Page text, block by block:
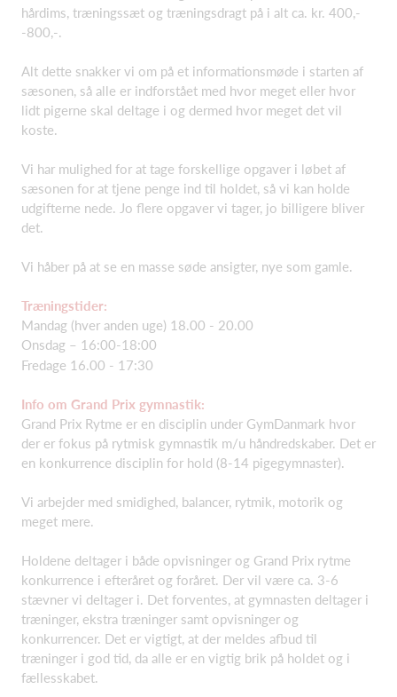
hårdims, træningssæt og træningsdragt på i alt ca. kr. 400,-
-800,-.
Alt dette snakker vi om på et informationsmøde i starten af
sæsonen, så alle er indforstået med hvor meget eller hvor
lidt pigerne skal deltage i og dermed hvor meget det vil
koste.
Vi har mulighed for at tage forskellige opgaver i løbet af
sæsonen for at tjene penge ind til holdet, så vi kan holde
udgifterne nede. Jo flere opgaver vi tager, jo billigere bliver
det.
Vi håber på at se en masse søde ansigter, nye som gamle.
Træningstider:
Mandag (hver anden uge) 18.00 - 20.00
Onsdag – 16:00-18:00
Fredage 16.00 - 17:30
Info om Grand Prix gymnastik:
Grand Prix Rytme er en disciplin under GymDanmark hvor
der er fokus på rytmisk gymnastik m/u håndredskaber. Det er
en konkurrence disciplin for hold (8-14 pigegymnaster).
Vi arbejder med smidighed, balancer, rytmik, motorik og
meget mere.
Holdene deltager i både opvisninger og Grand Prix rytme
konkurrence i efteråret og foråret. Der vil være ca. 3-6
stævner vi deltager i. Det forventes, at gymnasten deltager i
træninger, ekstra træninger samt opvisninger og
konkurrencer. Det er vigtigt, at der meldes afbud til
træninger i god tid, da alle er en vigtig brik på holdet og i
fællesskabet.